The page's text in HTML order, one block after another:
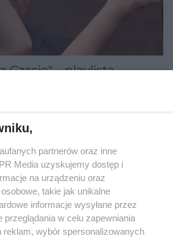
Czasie" – playlista,
każdą chwilę
partnerów oraz inne
Media uzyskujemy dostęp i
na urządzeniu oraz
takie jak unikalne
informacje wysyłane przez
przeglądania w celu zapewniania
reklam, wybór spersonalizowanych